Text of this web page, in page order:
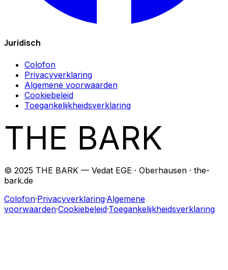
Juridisch
Colofon
Privacyverklaring
Algemene voorwaarden
Cookiebeleid
Toegankelijkheidsverklaring
THE BARK
© 2025 THE BARK — Vedat EGE · Oberhausen · the-
bark.de
Colofon·Privacyverklaring·Algemene
voorwaarden·Cookiebeleid·Toegankelijkheidsverklaring